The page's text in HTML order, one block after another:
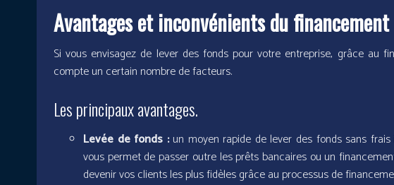
Avantages et inconvénients du
Si vous envisagez de lever des fonds pour votre entreprise, grâce au
compte un certain nombre de facteurs.
Les principaux avantages.
Levée de fonds :un moyen rapide de lever des fonds sans
vous permet de passer outre les prêts bancaires ou un
devenir vos clients les plus fidèles grâce au processus de